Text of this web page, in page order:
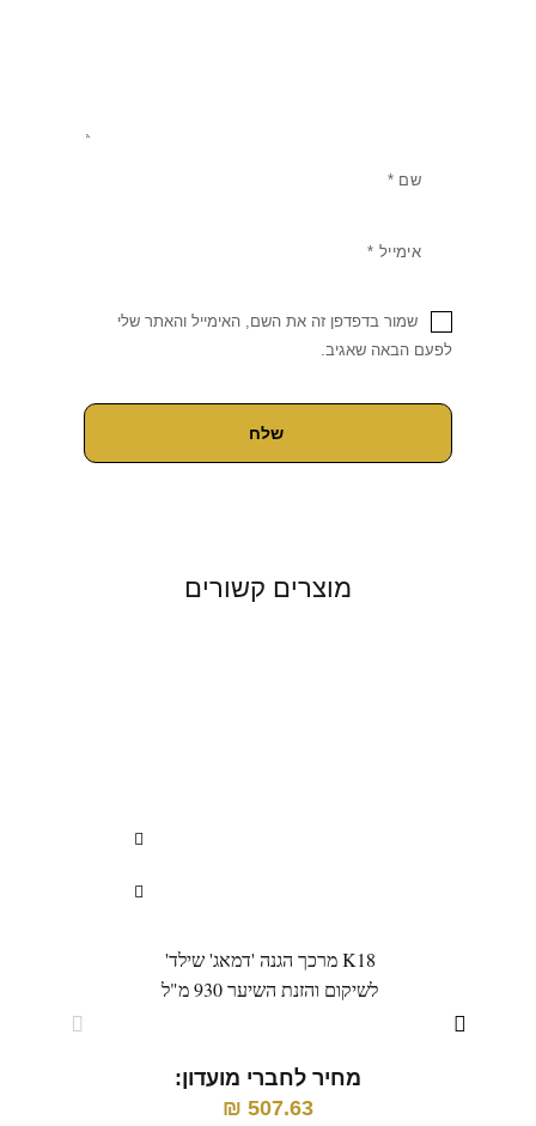
שמור בדפדפן זה את השם, האימייל והאתר שלי
לפעם הבאה שאגיב.
מוצרים קשורים
K18 מרכך הגנה 'דמאג' שילד'
לשיקום והזנת השיער 930 מ"ל
מחיר לחברי מועדון:
507.63
₪